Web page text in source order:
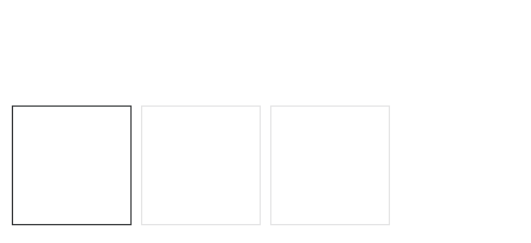
Podmínky ochrany osobních údajů
Kontakty